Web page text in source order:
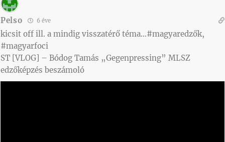
Pelso 6 éve
kicsit off ill. a mindig visszatérő téma…#magyaredzők,
#magyarfoci
ST [VLOG] – Bódog Tamás „Gegenpressing” MLSZ
edzőképzés beszámoló